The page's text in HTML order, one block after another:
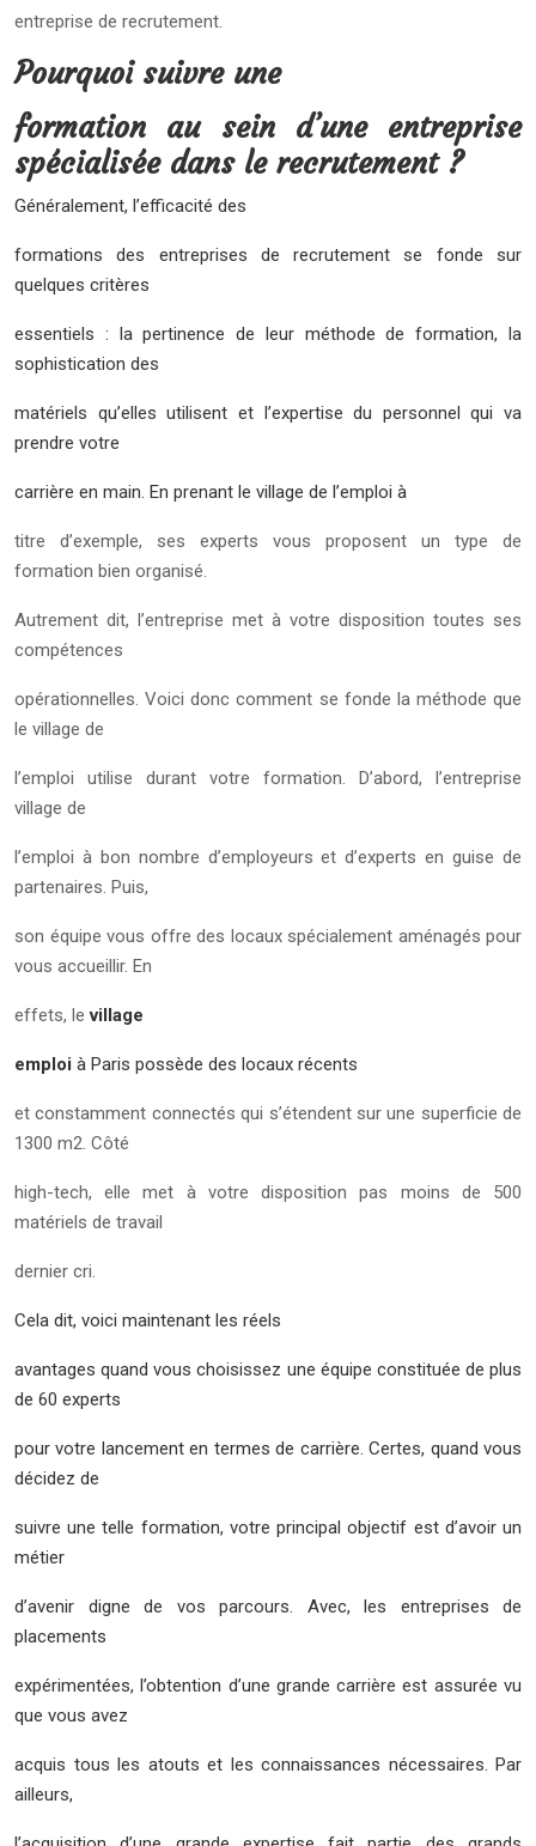
entreprise de recrutement.
Pourquoi suivre une
formation au sein d’une entreprise
spécialisée dans le recrutement ?
Généralement, l’efficacité des
formations des entreprises de recrutement se fonde sur
quelques critères
essentiels : la pertinence de leur méthode de formation, la
sophistication des
matériels qu’elles utilisent et l’expertise du personnel qui va
prendre votre
carrière en main. En prenant le village de l’emploi à
titre d’exemple, ses experts vous proposent un type de
formation bien organisé.
Autrement dit, l’entreprise met à votre disposition toutes ses
compétences
opérationnelles. Voici donc comment se fonde la méthode que
le village de
l’emploi utilise durant votre formation. D’abord, l’entreprise
village de
l’emploi à bon nombre d’employeurs et d’experts en guise de
partenaires. Puis,
son équipe vous offre des locaux spécialement aménagés pour
vous accueillir. En
effets, levillage
emploi à Paris possède des locaux récents
et constamment connectés qui s’étendent sur une superficie de
1300 m2. Côté
high-tech, elle met à votre disposition pas moins de 500
matériels de travail
dernier cri.
Cela dit, voici maintenant les réels
avantages quand vous choisissez une équipe constituée de plus
de 60 experts
pour votre lancement en termes de carrière. Certes, quand vous
décidez de
suivre une telle formation, votre principal objectif est d’avoir un
métier
d’avenir digne de vos parcours. Avec, les entreprises de
placements
expérimentées, l’obtention d’une grande carrière est assurée vu
que vous avez
acquis tous les atouts et les connaissances nécessaires. Par
ailleurs,